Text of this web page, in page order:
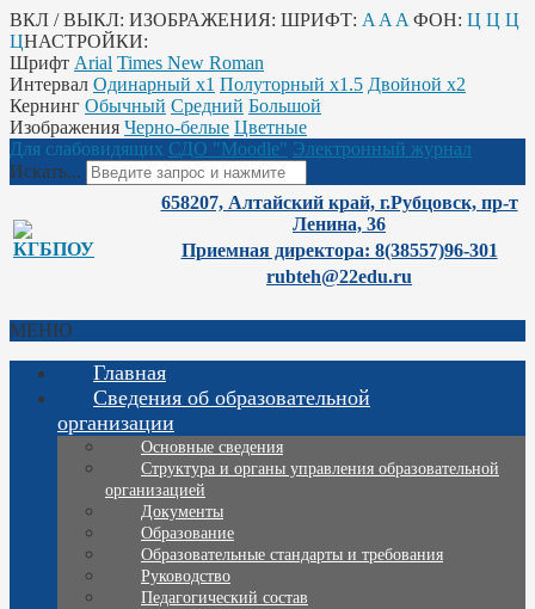
ВКЛ / ВЫКЛ: ИЗОБРАЖЕНИЯ: ШРИФТ: A A A ФОН: Ц Ц Ц
ЦНАСТРОЙКИ:
Шрифт Arial Times New Roman
Интервал Одинарный х1 Полуторный х1.5 Двойной х2
Кернинг Обычный Средний Большой
Изображения Черно-белые Цветные
Для слабовидящих СДО "Moodle" Электронный журнал
Искать...
658207, Алтайский край, г.Рубцовск, пр-т
Ленина, 36
Приемная директора: 8(38557)96-301
rubteh@22edu.ru
МЕНЮ
Главная
Сведения об образовательной
организации
Основные сведения
Структура и органы управления образовательной
организацией
Документы
Образование
Образовательные стандарты и требования
Руководство
Педагогический состав